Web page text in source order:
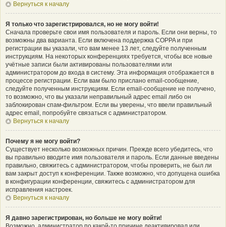
Вернуться к началу
Я только что зарегистрировался, но не могу войти!
Сначала проверьте свои имя пользователя и пароль. Если они верны, то
возможны два варианта. Если включена поддержка COPPA и при
регистрации вы указали, что вам менее 13 лет, следуйте полученным
инструкциям. На некоторых конференциях требуется, чтобы все новые
учётные записи были активированы пользователями или
администратором до входа в систему. Эта информация отображается в
процессе регистрации. Если вам было прислано email-сообщение,
следуйте полученным инструкциям. Если email-сообщение не получено,
то возможно, что вы указали неправильный адрес email либо он
заблокирован спам-фильтром. Если вы уверены, что ввели правильный
адрес email, попробуйте связаться с администратором.
Вернуться к началу
Почему я не могу войти?
Существует несколько возможных причин. Прежде всего убедитесь, что
вы правильно вводите имя пользователя и пароль. Если данные введены
правильно, свяжитесь с администратором, чтобы проверить, не был ли
вам закрыт доступ к конференции. Также возможно, что допущена ошибка
в конфигурации конференции, свяжитесь с администратором для
исправления настроек.
Вернуться к началу
Я давно зарегистрирован, но больше не могу войти!